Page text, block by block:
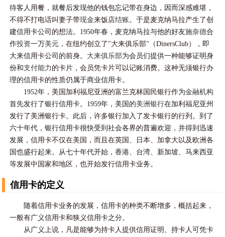
待客人用餐，就餐后发现他的钱包忘记带在身边，因而深感难堪，
不得不打电话叫妻子带现金来饭店结账。于是麦克纳马拉产生了创
建信用卡公司的想法。1950年春，麦克纳马拉与他的好友施奈德合
作投资一万美元 ，在纽约创立了"大来俱乐部"（DinersClub），即
大来信用卡公司的前身。 大来俱乐部为会员们提供一种能够证明身
份和支付能力 的卡片，会员凭卡片可以记账消费。这种无须银行办
理的信用卡的性质仍属于商业信用卡。
1952年，美国加利福尼亚洲的富兰克林国民银行作为金融机构
首先发行了银行信用卡。1959年，美国的美洲银行在加利福尼亚州
发行了美洲银行卡。此后，许多银行加入了发卡银行的行列。到了
六十年代，银行信用卡很快受到社会各界的普遍欢迎，并得到迅速
发展，信用卡不仅在美国，而且在英国、日本、加拿大以及欧洲各
国也盛行起来。从七十年代开始，香港、台湾、新加坡、马来西亚
等发展中国家和地区，也开始发行信用卡业务。
信用卡的定义
随着信用卡业务的发展，信用卡的种类不断增多，概括起来，
一般有广义信用卡和狭义信用卡之分。
从广义上说，凡是能够为持卡人提供信用证明、持卡人可凭卡